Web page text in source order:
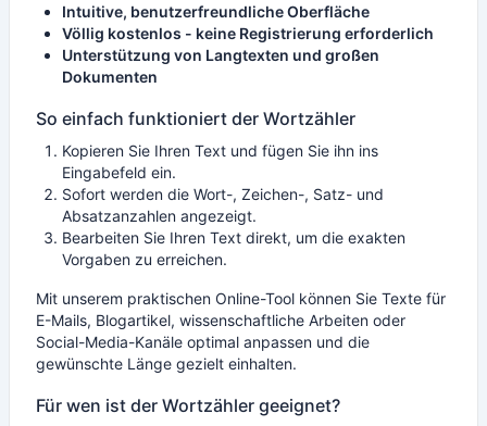
Intuitive, benutzerfreundliche Oberfläche
Völlig kostenlos - keine Registrierung erforderlich
Unterstützung von Langtexten und großen
Dokumenten
So einfach funktioniert der Wortzähler
Kopieren Sie Ihren Text und fügen Sie ihn ins
Eingabefeld ein.
Sofort werden die Wort-, Zeichen-, Satz- und
Absatzanzahlen angezeigt.
Bearbeiten Sie Ihren Text direkt, um die exakten
Vorgaben zu erreichen.
Mit unserem praktischen Online-Tool können Sie Texte für
E-Mails, Blogartikel, wissenschaftliche Arbeiten oder
Social-Media-Kanäle optimal anpassen und die
gewünschte Länge gezielt einhalten.
Für wen ist der Wortzähler geeignet?